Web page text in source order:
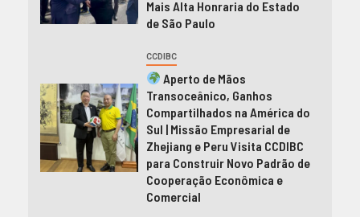
Mais Alta Honraria do Estado
de São Paulo
CCDIBC
Aperto de Mãos
Transoceânico, Ganhos
Compartilhados na América do
Sul | Missão Empresarial de
Zhejiang e Peru Visita CCDIBC
para Construir Novo Padrão de
Cooperação Econômica e
Comercial